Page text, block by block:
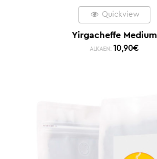
Quickview
Yirgacheffe Medium
ALKAEN: 10,90€